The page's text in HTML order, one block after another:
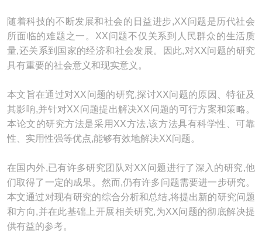
随着科技的不断发展和社会的日益进步,XX问题是历代社会
所面临的难题之一。XX问题不仅关系到人民群众的生活质
量,还关系到国家的经济和社会发展。因此,对XX问题的研究
具有重要的社会意义和现实意义。
本文旨在通过对XX问题的研究,探讨XX问题的原因、特征及
其影响,并针对XX问题提出解决XX问题的可行方案和策略。
本论文的研究方法是采用XX方法,该方法具有科学性、可靠
性、实用性强等优点,能够有效地解决XX问题。
在国内外,已有许多研究团队对XX问题进行了深入的研究,他
们取得了一定的成果。然而,仍有许多问题需要进一步研究。
本文通过对现有研究的综合分析和总结,将提出新的研究问题
和方向,并在此基础上开展相关研究,为XX问题的彻底解决提
供有益的参考。